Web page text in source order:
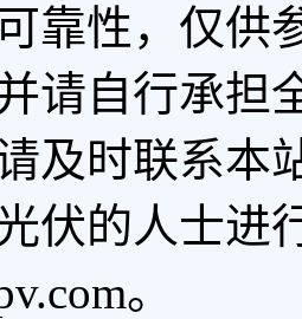
靠性，仅供
请自行承担
及时联系本
伏的人士进
。